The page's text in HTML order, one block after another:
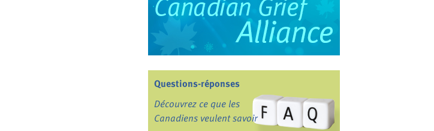
Questions-réponses
Découvrez ce que les
Canadiens veulent savoir